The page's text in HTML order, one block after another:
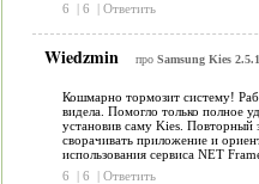
6
| 6 | Ответить
Wiedzmin про Samsung Kies
Кошмарно тормозит систему!
видела. Помогло только полное
установив саму Kies.
сворачивать приложение и
использования сервиса NET
6
| 6 | Ответить